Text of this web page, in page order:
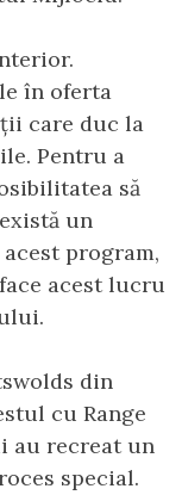
în oferta
care duc la
Pentru a
să
un
program,
acest lucru
din
cu Range
au recreat un
special.